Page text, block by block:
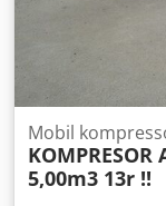
Mobil
KOMPRESOR
5,00m3 13r !!